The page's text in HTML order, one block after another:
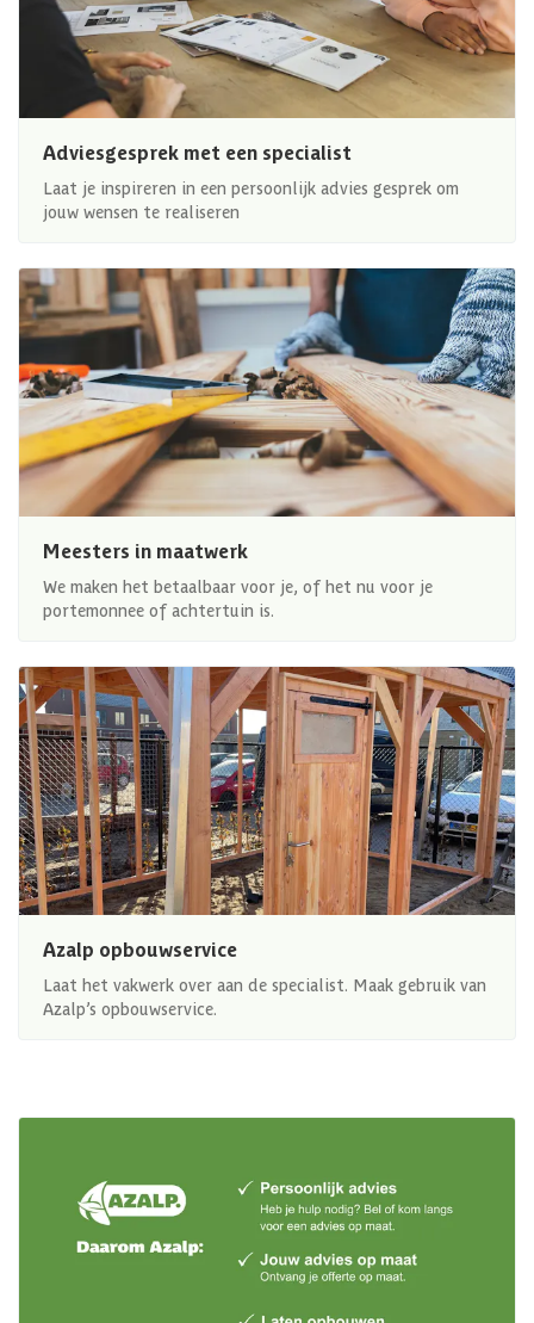
Adviesgesprek met een specialist
Laat je inspireren in een persoonlijk advies gesprek om
jouw wensen te realiseren
Meesters in maatwerk
We maken het betaalbaar voor je, of het nu voor je
portemonnee of achtertuin is.
Azalp opbouwservice
Laat het vakwerk over aan de specialist. Maak gebruik van
Azalp’s opbouwservice.